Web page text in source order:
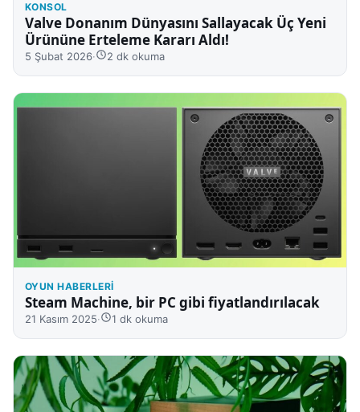
KONSOL
Valve Donanım Dünyasını Sallayacak Üç Yeni
Ürününe Erteleme Kararı Aldı!
5 Şubat 2026· 2 dk okuma
OYUN HABERLERI
Steam Machine, bir PC gibi fiyatlandırılacak
21 Kasım 2025· 1 dk okuma